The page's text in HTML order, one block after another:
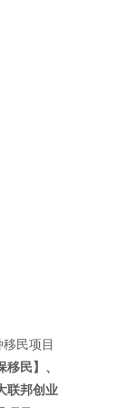
民项目
移民】、
联邦创业